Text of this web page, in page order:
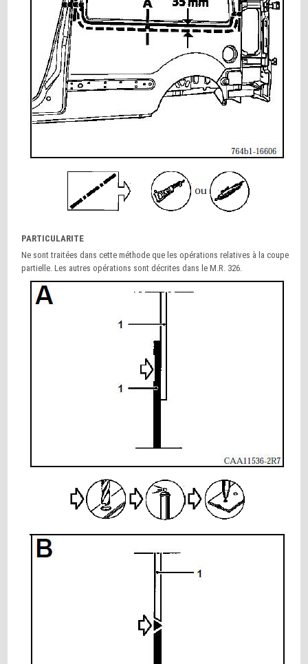
PARTICULARITE
Ne sont traitées dans cette méthode que les opérations relatives à la coupe
partielle. Les autres opérations sont décrites dans le M.R. 326.